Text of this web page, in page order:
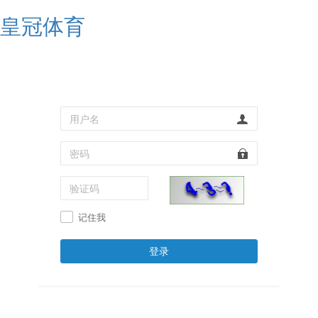
皇冠体育
记住我
登录